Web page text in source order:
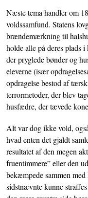
Næste tema handler om
voldssamfund. Statens
brændemærkning til
holde alle på deres plads
der pryglede bønder og
eleverne (især
opdragelse bestod af
terrormetoder, der blev
husfædre, der tævede
Alt var dog ikke vold,
hvad enten det gjaldt
resultatet af den megen
fruentimmere” eller den
bekæmpede sammen
sidstnævnte kunne